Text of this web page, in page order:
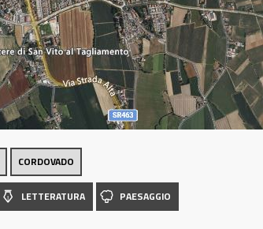
CORDOVADO
LETTERATURA PAESAGGIO